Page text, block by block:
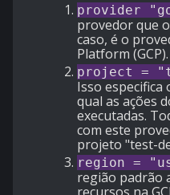
provider
provedor que
caso, é o
Platform (GCP).
project =
Isso especifica
qual as ações
executadas.
com este
projeto "test-
region =
região padrão